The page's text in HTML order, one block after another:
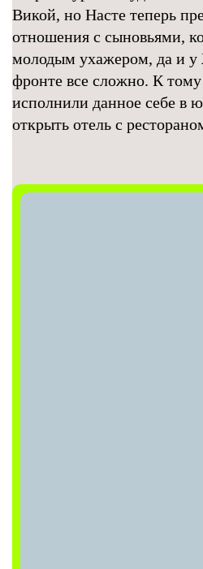
Викой, но Насте теперь
отношения с сыновьями,
молодым ухажером, да и
фронте все сложно. К
исполнили данное себе в
открыть отель с